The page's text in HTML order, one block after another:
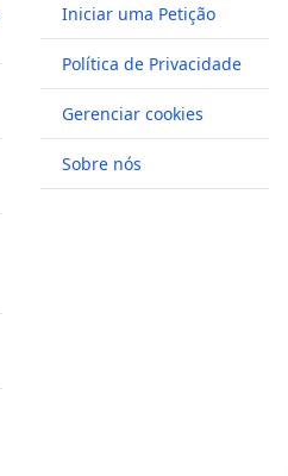
Iniciar uma Petição
Política de Privacidade
Gerenciar cookies
Sobre nós